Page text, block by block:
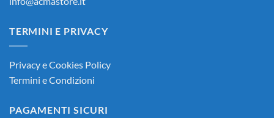
TERMINI E PRIVACY
Privacy e Cookies Policy
Termini e Condizioni
PAGAMENTI SICURI